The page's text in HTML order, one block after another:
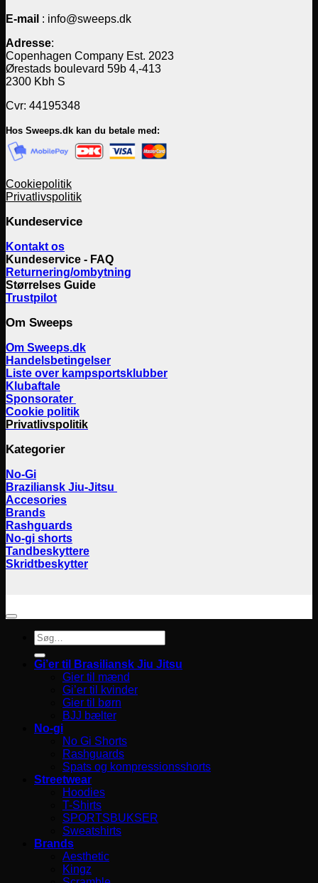
E-mail : info@sweeps.dk
Adresse:
Copenhagen Company Est. 2023
Ørestads boulevard 59b 4,-413
2300 Kbh S
Cvr: 44195348
Hos Sweeps.dk kan du betale med:
Cookiepolitik
Privatlivspolitik
Kundeservice
Kontakt os
Kundeservice - FAQ
Returnering/ombytning
Størrelses Guide
Trustpilot
Om Sweeps
Om Sweeps.dk
Handelsbetingelser
Liste over kampsportsklubber
Klubaftale
Sponsorater
Cookie politik
Privatlivspolitik
Kategorier
No-Gi
Braziliansk Jiu-Jitsu
Accesories
Brands
Rashguards
No-gi shorts
Tandbeskyttere
Skridtbeskytter
Søg
efter:
Gi’er til Brasiliansk Jiu Jitsu
Gier til mænd
Gi’er til kvinder
Gier til børn
BJJ bælter
No-gi
No Gi Shorts
Rashguards
Spats og kompressionsshorts
Streetwear
Hoodies
T-Shirts
SPORTSBUKSER
Sweatshirts
Brands
Aesthetic
Kingz